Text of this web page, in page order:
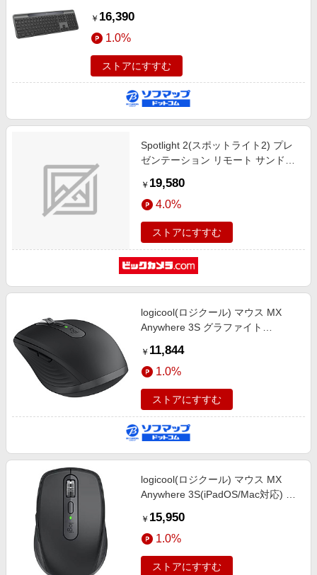
対応) グラファイト K980GR ［ワイヤレス
/Bluetooth］
￥ 16,390
1.0%
ストアにすすむ
Spotlight 2(スポットライト2) プレ
ゼンテーション リモート サンド
￥ 19,580
4.0%
ストアにすすむ
logicool(ロジクール) マウス MX
Anywhere 3S グラファイト
ヤレス) /6ボタン /Bluetooth］
￥ 11,844
1.0%
ストアにすすむ
logicool(ロジクール) マウス MX
Anywhere 3S(iPadOS/Mac対応) ス
ザー /無線(ワイヤレス) /6ボタン
/Bluetooth］
￥ 15,950
1.0%
ストアにすすむ